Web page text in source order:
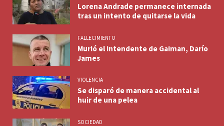
Lorena Andrade permanece internada
tras un intento de quitarse la vida
FALLECIMIENTO
Murió el intendente de Gaiman, Darío
James
VIOLENCIA
Se disparó de manera accidental al
huir de una pelea
SOCIEDAD